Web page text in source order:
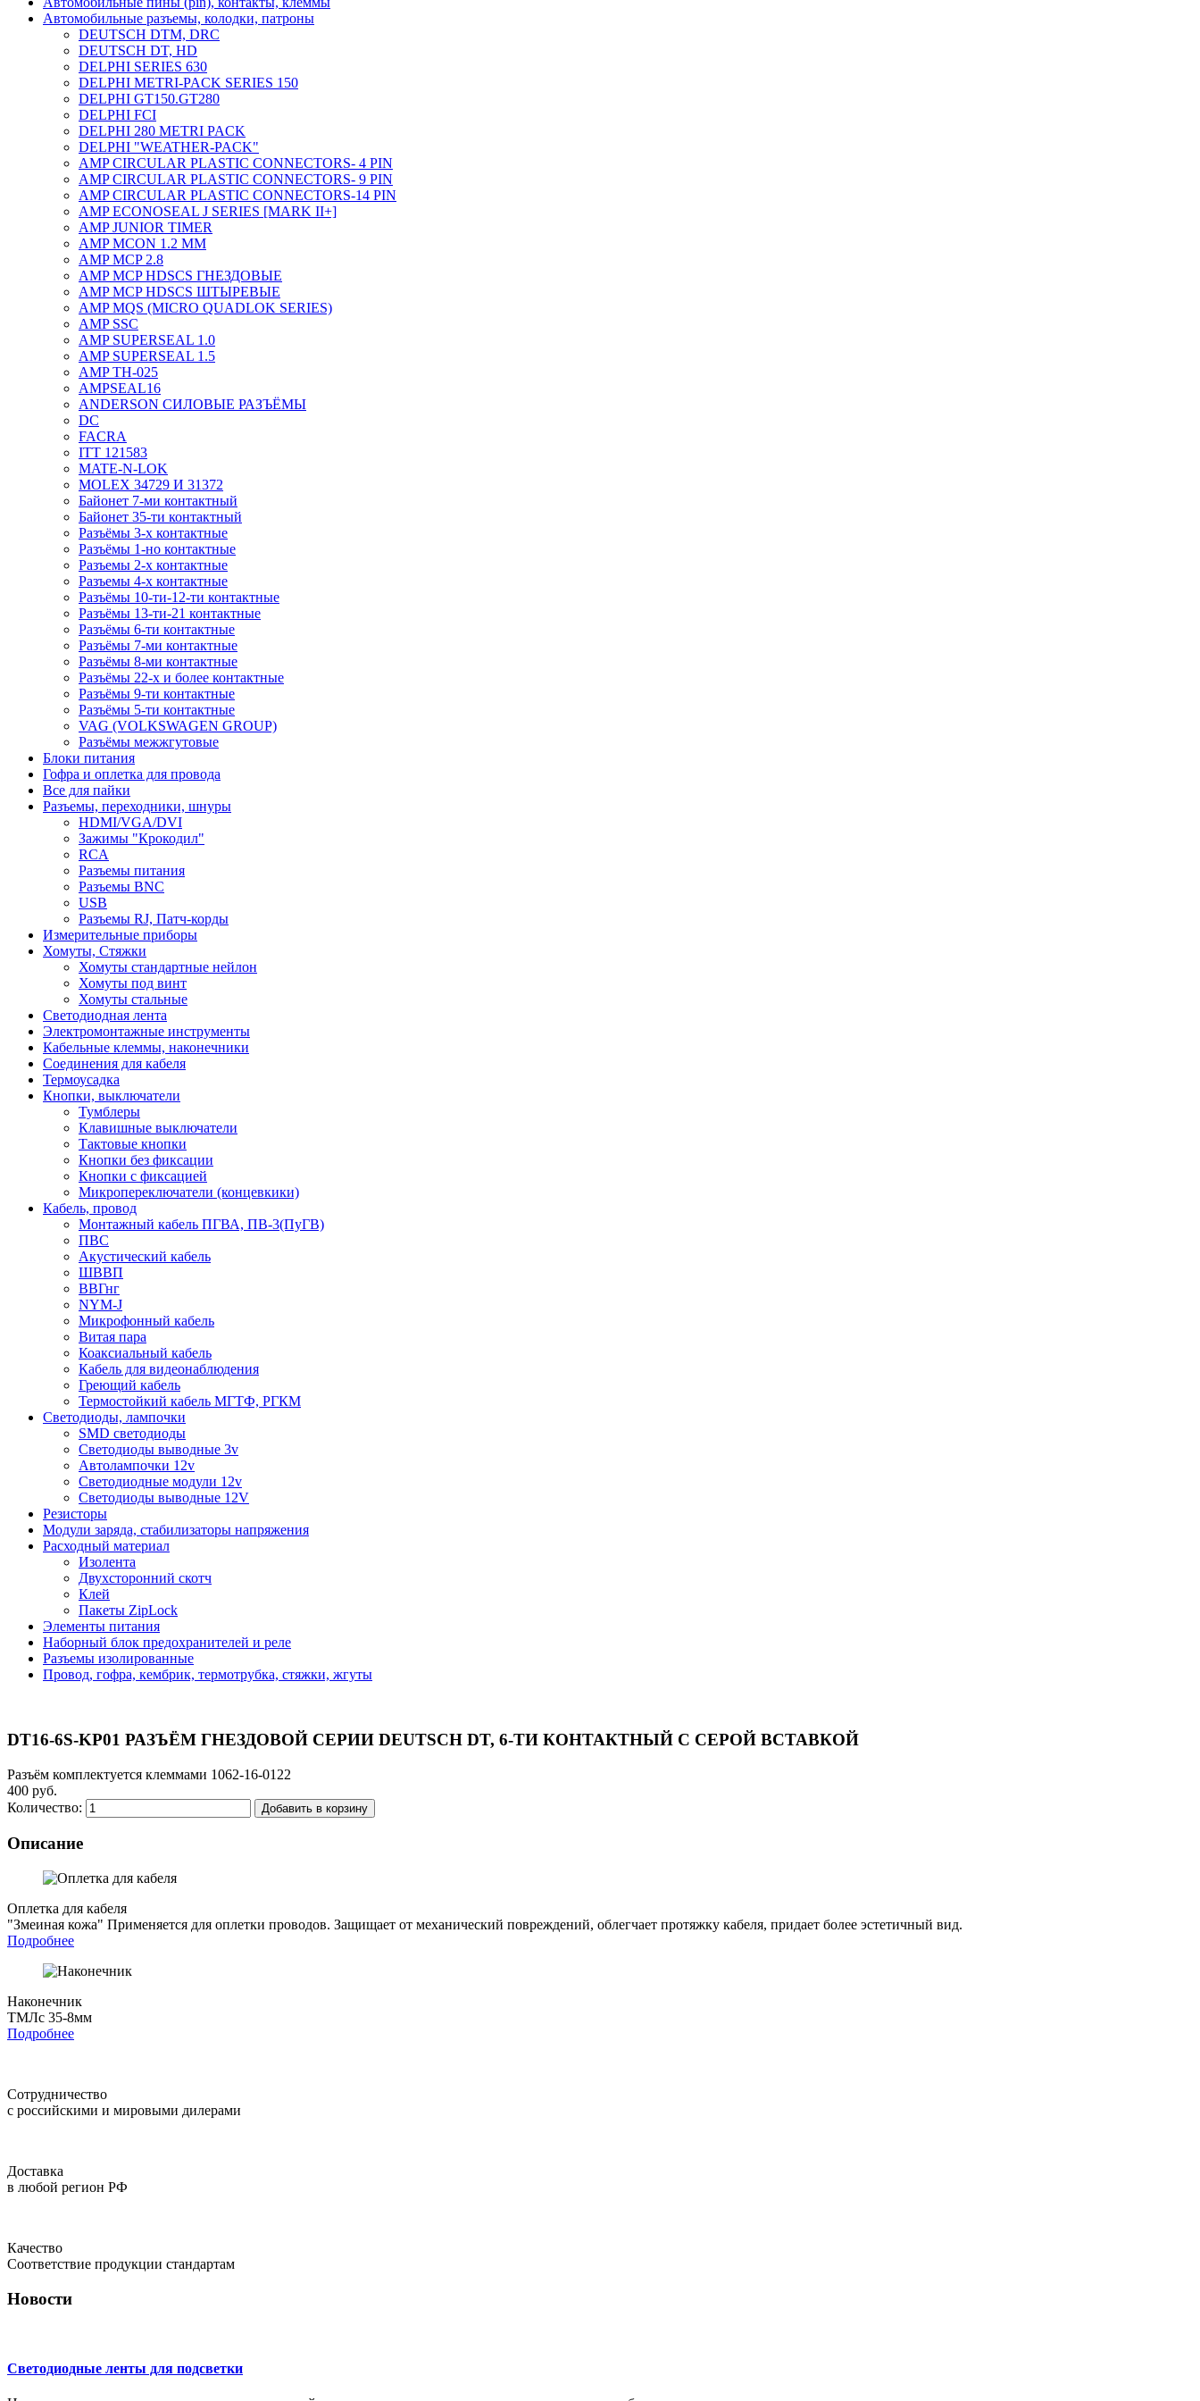
Автомобильные разъемы, колодки, патроны
DEUTSCH DTM, DRC
DEUTSCH DT, HD
DELPHI SERIES 630
DELPHI METRI-PACK SERIES 150
DELPHI GT150.GT280
DELPHI FCI
DELPHI 280 METRI PACK
DELPHI "WEATHER-PACK"
AMP CIRCULAR PLASTIC CONNECTORS- 4 PIN
AMP CIRCULAR PLASTIC CONNECTORS- 9 PIN
AMP CIRCULAR PLASTIC CONNECTORS-14 PIN
AMP ECONOSEAL J SERIES [MARK II+]
AMP JUNIOR TIMER
AMP MCON 1.2 MM
AMP MCP 2.8
AMP MCP HDSCS ГНЕЗДОВЫЕ
AMP MCP HDSCS ШТЫРЕВЫЕ
AMP MQS (MICRO QUADLOK SERIES)
AMP SSC
AMP SUPERSEAL 1.0
AMP SUPERSEAL 1.5
AMP ТН-025
AMPSEAL16
ANDERSON СИЛОВЫЕ РАЗЪЁМЫ
DC
FACRA
ITT 121583
MATE-N-LOK
MOLEX 34729 И 31372
Байонет 7-ми контактный
Байонет 35-ти контактный
Разъёмы 3-х контактные
Разъёмы 1-но контактные
Разъемы 2-х контактные
Разъемы 4-х контактные
Разъёмы 10-ти-12-ти контактные
Разъёмы 13-ти-21 контактные
Разъёмы 6-ти контактные
Разъёмы 7-ми контактные
Разъёмы 8-ми контактные
Разъёмы 22-х и более контактные
Разъёмы 9-ти контактные
Разъёмы 5-ти контактные
VAG (VOLKSWAGEN GROUP)
Разъёмы межжгутовые
Блоки питания
Гофра и оплетка для провода
Все для пайки
Разъемы, переходники, шнуры
HDMI/VGA/DVI
Зажимы "Крокодил"
RCA
Разъемы питания
Разъемы BNC
USB
Разъемы RJ, Патч-корды
Измерительные приборы
Хомуты, Стяжки
Хомуты стандартные нейлон
Хомуты под винт
Хомуты стальные
Светодиодная лента
Электромонтажные инструменты
Кабельные клеммы, наконечники
Соединения для кабеля
Термоусадка
Кнопки, выключатели
Тумблеры
Клавишные выключатели
Тактовые кнопки
Кнопки без фиксации
Кнопки с фиксацией
Микропереключатели (концевкики)
Кабель, провод
Монтажный кабель ПГВА, ПВ-3(ПуГВ)
ПВС
Акустический кабель
ШВВП
ВВГнг
NYM-J
Микрофонный кабель
Витая пара
Коаксиальный кабель
Кабель для видеонаблюдения
Греющий кабель
Термостойкий кабель МГТФ, РГКМ
Светодиоды, лампочки
SMD светодиоды
Светодиоды выводные 3v
Автолампочки 12v
Светодиодные модули 12v
Светодиоды выводные 12V
Резисторы
Модули заряда, стабилизаторы напряжения
Расходный материал
Изолента
Двухсторонний скотч
Клей
Пакеты ZipLock
Элементы питания
Наборный блок предохранителей и реле
Разъемы изолированные
Провод, гофра, кембрик, термотрубка, стяжки, жгуты
DT16-6S-KP01 РАЗЪЁМ ГНЕЗДОВОЙ СЕРИИ DEUTSCH DT, 6-ТИ КОНТАКТНЫЙ С СЕРОЙ ВСТАВКОЙ
Разъём комплектуется клеммами 1062-16-0122
400 руб.
Количество:
Добавить в корзину
Описание
Оплетка для кабеля
"Змеиная кожа" Применяется для оплетки проводов. Защищает от механический повреждений, облегчает протяжку кабеля, придает более эстетичный вид.
Подробнее
Наконечник
ТМЛс 35-8мм
Подробнее
Сотрудничество
с российскими и мировыми дилерами
Доставка
в любой регион РФ
Качество
Соответствие продукции стандартам
Новости
Светодиодные ленты для подсветки